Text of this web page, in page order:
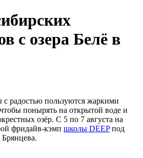
с озера Белё в
радостью пользуются жаркими
понырять на открытой воде и
озёр. С 5 по 7 августа на
фридайв-кэмп школы DEEPпод